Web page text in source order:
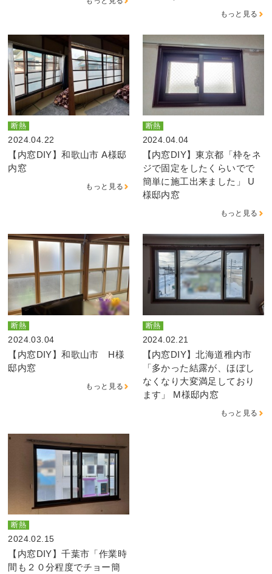
もっと見る
断熱
2024.04.22
【内窓DIY】和歌山市 A様邸
内窓
もっと見る
断熱
2024.04.04
【内窓DIY】東京都「枠をネ
ジで固定をしたくらいでで
簡単に施工出来ました」 U
様邸内窓
もっと見る
断熱
2024.03.04
【内窓DIY】和歌山市 H様
邸内窓
もっと見る
断熱
2024.02.21
【内窓DIY】北海道稚内市
「多かった結露が、ほぼし
なくなり大変満足しており
ます」 M様邸内窓
もっと見る
断熱
2024.02.15
【内窓DIY】千葉市「作業時
間も２０分程度でチョー簡